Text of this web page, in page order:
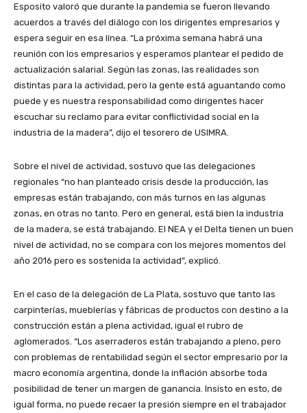
Esposito valoró que durante la pandemia se fueron llevando
acuerdos a través del diálogo con los dirigentes empresarios y
espera seguir en esa línea. “La próxima semana habrá una
reunión con los empresarios y esperamos plantear el pedido de
actualización salarial. Según las zonas, las realidades son
distintas para la actividad, pero la gente está aguantando como
puede y es nuestra responsabilidad como dirigentes hacer
escuchar su reclamo para evitar conflictividad social en la
industria de la madera”, dijo el tesorero de USIMRA.
Sobre el nivel de actividad, sostuvo que las delegaciones
regionales “no han planteado crisis desde la producción, las
empresas están trabajando, con más turnos en las algunas
zonas, en otras no tanto. Pero en general, está bien la industria
de la madera, se está trabajando. El NEA y el Delta tienen un buen
nivel de actividad, no se compara con los mejores momentos del
año 2016 pero es sostenida la actividad”, explicó.
En el caso de la delegación de La Plata, sostuvo que tanto las
carpinterías, mueblerías y fábricas de productos con destino a la
construcción están a plena actividad, igual el rubro de
aglomerados. “Los aserraderos están trabajando a pleno, pero
con problemas de rentabilidad según el sector empresario por la
macro economía argentina, donde la inflación absorbe toda
posibilidad de tener un margen de ganancia. Insisto en esto, de
igual forma, no puede recaer la presión siempre en el trabajador